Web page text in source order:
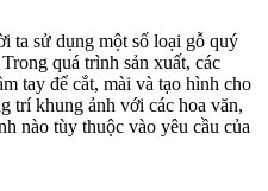
ta sử dụng một số loại gỗ quý
quá trình sản xuất, các
tay để cắt, mài và tạo hình cho
trí khung ảnh với các hoa văn,
nào tùy thuộc vào yêu cầu của